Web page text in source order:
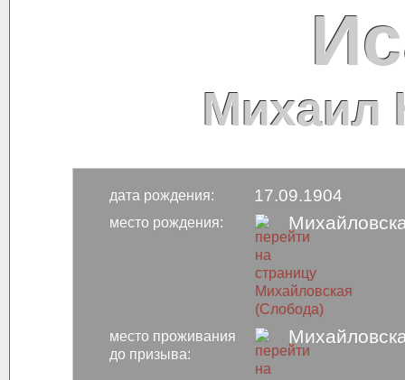
Михаил
дата рождения: 17.09.1904
место рождения:
место проживания
до призыва: